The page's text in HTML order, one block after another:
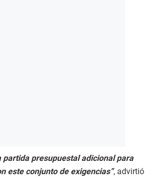
partida presupuestal adicional para
este conjunto de exigencias”, advirtió